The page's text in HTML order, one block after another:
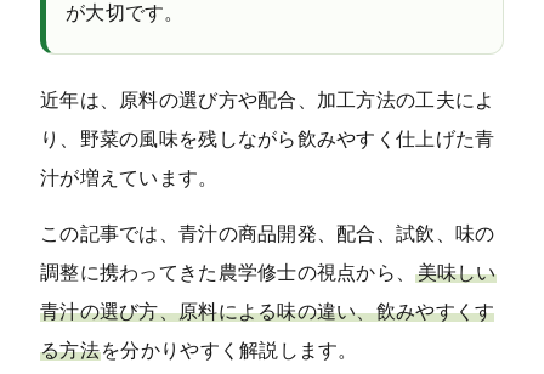
BLOG
CONCEPT
FAQ・お問い合わせ
が大切です。
近年は、原料の選び方や配合、加工方法の工夫によ
り、野菜の風味を残しながら飲みやすく仕上げた青
汁が増えています。
この記事では、青汁の商品開発、配合、試飲、味の
調整に携わってきた農学修士の視点から、美味しい
青汁の選び方、原料による味の違い、飲みやすくす
る方法を分かりやすく解説します。